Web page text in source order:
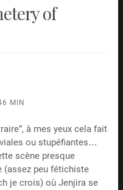
of
MIN
à mes yeux cela fait
ou stupéfiantes…
scène presque
(assez peu fétichiste
je crois) où Jenjira se